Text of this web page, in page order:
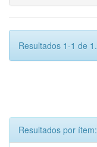
Resultados 1-1 de 1.
Resultados por ítem: